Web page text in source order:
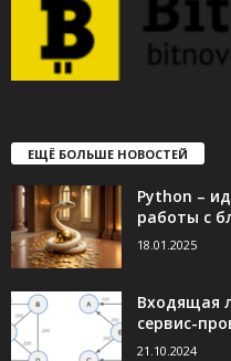
ЕЩЁ БОЛЬШЕ НОВОСТЕЙ
Python –
работы с
18.01.2025
Входящая
сервис-
21.10.2024